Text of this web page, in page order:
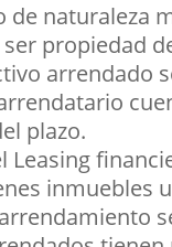
de naturaleza
ser propiedad
arrendado
plazo.
Leasing
inmuebles